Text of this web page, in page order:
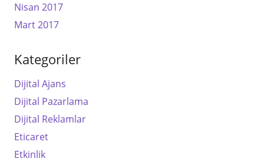
Nisan 2017
Mart 2017
Kategoriler
Dijital Ajans
Dijital Pazarlama
Dijital Reklamlar
Eticaret
Etkinlik